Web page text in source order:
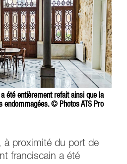
été entièrement refait ainsi que la
endommagées. © Photos ATS Pro
à proximité du port de
franciscain a été